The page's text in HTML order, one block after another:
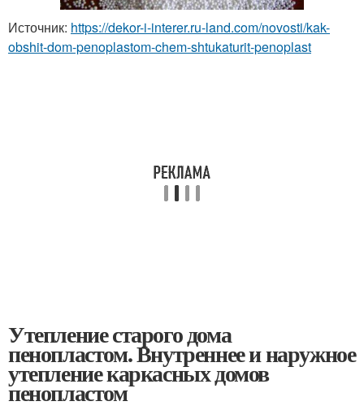
Источник: https://dekor-i-interer.ru-land.com/novosti/kak-
obshit-dom-penoplastom-chem-shtukaturit-penoplast
Утепление старого дома
пенопластом. Внутреннее и наружное
утепление каркасных домов
пенопластом